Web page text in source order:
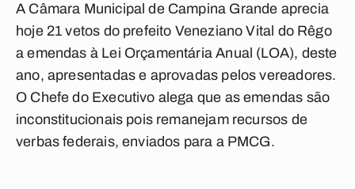
A Câmara Municipal de Campina Grande aprecia
hoje 21 vetos do prefeito Veneziano Vital do Rêgo
a emendas à Lei Orçamentária Anual (LOA), deste
ano, apresentadas e aprovadas pelos vereadores.
O Chefe do Executivo alega que as emendas são
inconstitucionais pois remanejam recursos de
verbas federais, enviados para a PMCG.